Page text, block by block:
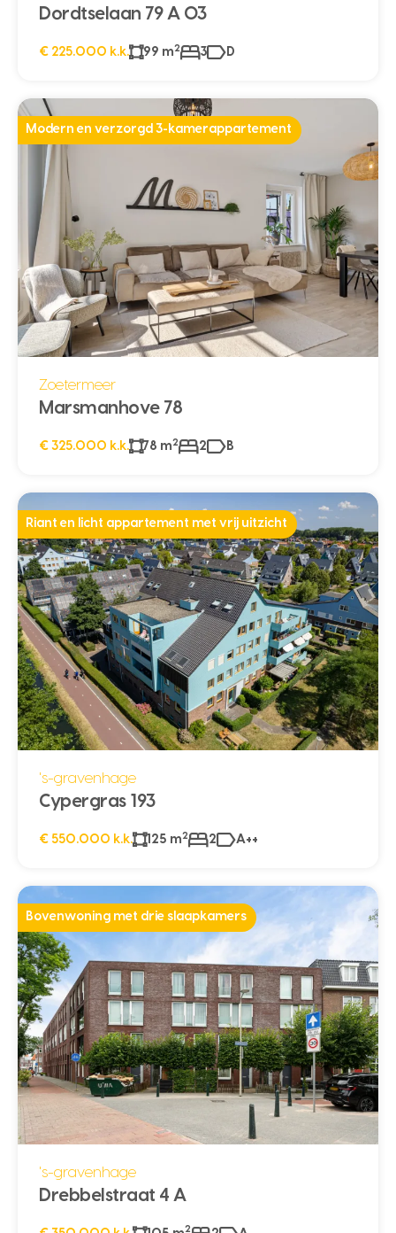
Dordtselaan 79 A 03
€ 225.000 k.k. 99 m2 3 D
Modern en verzorgd 3-kamerappartement
Zoetermeer
Marsmanhove 78
€ 325.000 k.k. 78 m2 2 B
Riant en licht appartement met vrij uitzicht
's-gravenhage
Cypergras 193
€ 550.000 k.k. 125 m2 2 A++
Bovenwoning met drie slaapkamers
's-gravenhage
Drebbelstraat 4 A
2